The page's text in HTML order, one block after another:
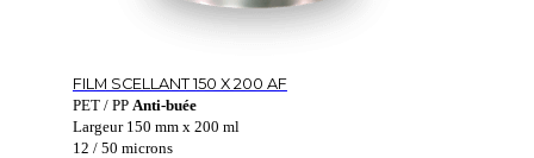
FILM SCELLANT 150 X 200 AF
PET / PP Anti-buée
Largeur 150 mm x 200 ml
12 / 50 microns